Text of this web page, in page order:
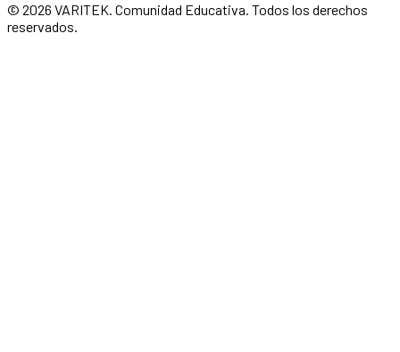
© 2026 VARITEK. Comunidad Educativa. Todos los derechos
reservados.